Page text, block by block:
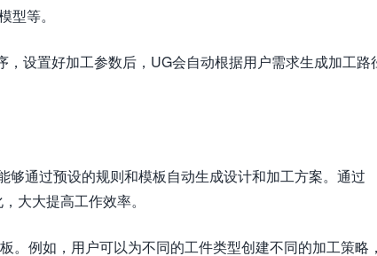
型等。
设置好加工参数后，UG会自动根据用户需求生成加工路
通过预设的规则和模板自动生成设计和加工方案。通过
大大提高工作效率。
。例如，用户可以为不同的工件类型创建不同的加工策略